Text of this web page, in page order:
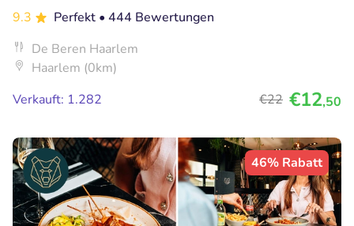
9.3
Perfekt • 444 Bewertungen
De Beren Haarlem
Haarlem (0km)
Verkauft: 1.282
€22 €12,50
46% Rabatt